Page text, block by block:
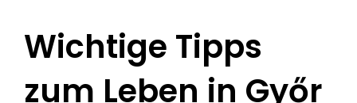
Wichtige Tipps
zum Leben in Győr